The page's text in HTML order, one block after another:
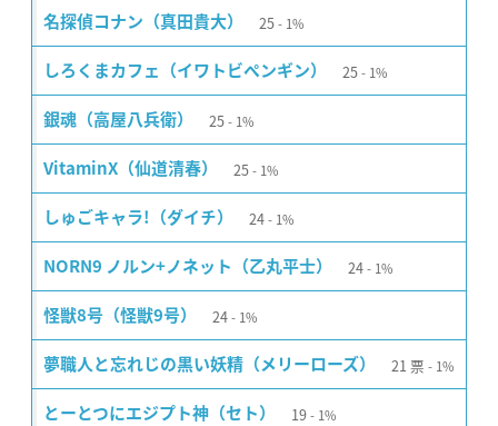
名探偵コナン（真田貴大） 25 1%
しろくまカフェ（イワトビペンギン） 25 1%
銀魂（高屋八兵衛） 25 1%
VitaminX（仙道清春） 25 1%
しゅごキャラ!（ダイチ） 24 1%
NORN9 ノルン+ノネット（乙丸平士） 24 1%
怪獣8号（怪獣9号） 24 1%
夢職人と忘れじの黒い妖精（メリーローズ） 21 票 1%
とーとつにエジプト神（セト） 19 1%